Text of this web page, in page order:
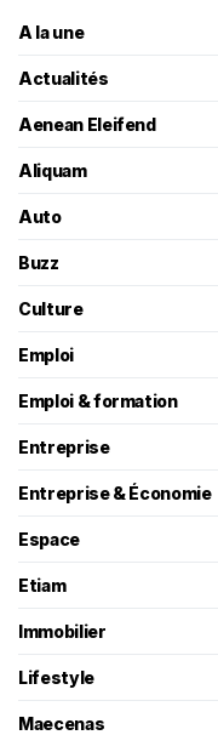
A la une
Actualités
Aenean Eleifend
Aliquam
Auto
Buzz
Culture
Emploi
Emploi & formation
Entreprise
Entreprise & Économie
Espace
Etiam
Immobilier
Lifestyle
Maecenas